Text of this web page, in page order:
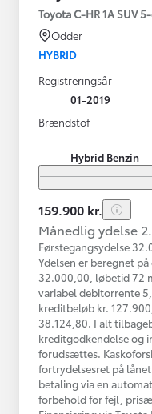
Toyota C-HR 1A SUV
Odder
HYBRID
Registreringsår
01-2019
Brændstof
Hybrid Benzin
159.900 kr.
Månedlig ydelse
Førstegangsydelse
Ydelsen er beregnet
32.000,00, løbetid 72
variabel debitorrente
kreditbeløb kr.
38.124,80. I alt
kreditgodkendelse og
forudsættes.
fortrydelsesret på
betaling via en
forbehold for fejl,